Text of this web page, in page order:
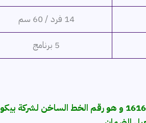
14 فرد / 60 سم
5 برنامج
نوصي بالإتصال بـ 16165 و هو رقم الخط الساخن لشركة بيكو